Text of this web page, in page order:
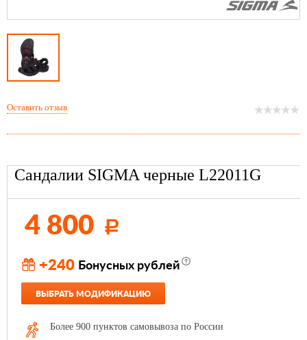
Сандалии SIGMA черные L22011G
4 800 Р
+240 Бонусных рублей
ВЫБРАТЬ МОДИФИКАЦИЮ
Более 900 пунктов самовывоза по России
Оставить отзыв